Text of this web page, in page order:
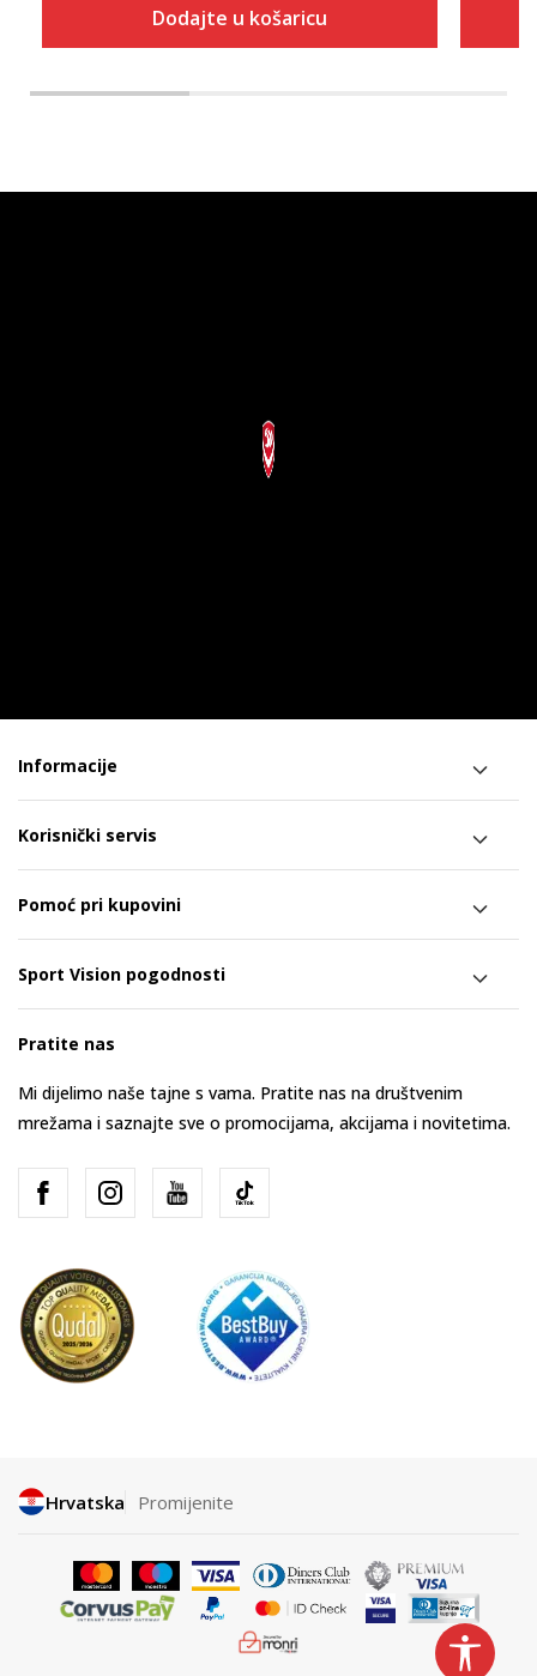
Dodajte u košaricu
Informacije
Korisnički servis
Pomoć pri kupovini
Sport Vision pogodnosti
Pratite nas
Mi dijelimo naše tajne s vama. Pratite nas na društvenim
mrežama i saznajte sve o promocijama, akcijama i novitetima.
Hrvatska Promijenite